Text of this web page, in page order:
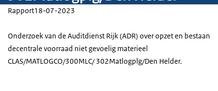
Rapport18-07-2023
Onderzoek van de Auditdienst Rijk (ADR) over opzet en bestaan
decentrale voorraad niet gevoelig materieel
CLAS/MATLOGCO/300MLC/ 302Matlogplg/Den Helder.